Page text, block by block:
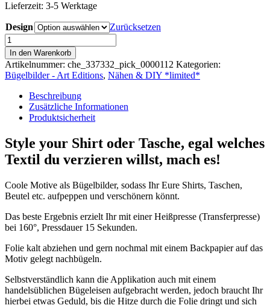
Lieferzeit: 3-5 Werktage
Design
Zurücksetzen
Applikation
|
Bügelbild
|Yoga
Love
Menge
In den Warenkorb
Artikelnummer: che_337332_pick_0000112 Kategorien:
Bügelbilder - Art Editions, Nähen & DIY *limited*
Beschreibung
Zusätzliche Informationen
Produktsicherheit
Style your Shirt oder Tasche, egal welches
Textil du verzieren willst, mach es!
Coole Motive als Bügelbilder, sodass Ihr Eure Shirts, Taschen,
Beutel etc. aufpeppen und verschönern könnt.
Das beste Ergebnis erzielt Ihr mit einer Heißpresse (Transferpresse)
bei 160°, Pressdauer 15 Sekunden.
Folie kalt abziehen und gern nochmal mit einem Backpapier auf das
Motiv gelegt nachbügeln.
Selbstverständlich kann die Applikation auch mit einem
handelsüblichen Bügeleisen aufgebracht werden, jedoch braucht Ihr
hierbei etwas Geduld, bis die Hitze durch die Folie dringt und sich